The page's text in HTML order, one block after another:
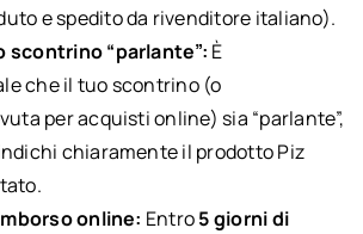
e spedito da rivenditore italiano).
scontrino “parlante”: È
che il tuo scontrino (o
per acquisti online) sia “parlante”,
chiaramente il prodotto Piz
online: Entro5 giorni di